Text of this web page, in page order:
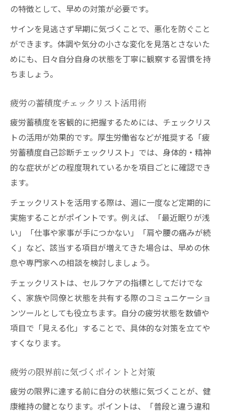
疲労解消に役立つ日常的なリセット習慣
疲労症状を感じた時の簡単なセルフケア術
疲労蓄積を回復へ導く生活改善のポイント
毎日続けやすい疲労蓄積対策を始める方法
の特徴として、早めの対策が必要です。
サインを見逃さず早期に気づくことで、悪化を防ぐこと
ができます。体調や気分の小さな変化を見落とさないた
めにも、日々自分自身の状態を丁寧に観察する習慣を持
ちましょう。
疲労の蓄積度チェックリスト活用術
疲労蓄積度を客観的に把握するためには、チェックリス
トの活用が効果的です。厚生労働省などが推奨する「疲
労蓄積度自己診断チェックリスト」では、身体的・精神
的な症状がどの程度現れているかを項目ごとに確認でき
ます。
チェックリストを活用する際は、週に一度など定期的に
実施することがポイントです。例えば、「最近眠りが浅
い」「仕事や家事が手につかない」「肩や腰の痛みが続
く」など、該当する項目が増えてきた場合は、早めの休
息や専門家への相談を検討しましょう。
チェックリストは、セルフケアの指標としてだけでな
く、家族や同僚と状態を共有する際のコミュニケーショ
ンツールとしても役立ちます。自分の疲労状態を数値や
項目で「見える化」することで、具体的な対策を立てや
すくなります。
疲労の限界前に気づくポイントと対策
疲労の限界に達する前に自分の状態に気づくことが、健
康維持の鍵となります。ポイントは、「普段と違う違和